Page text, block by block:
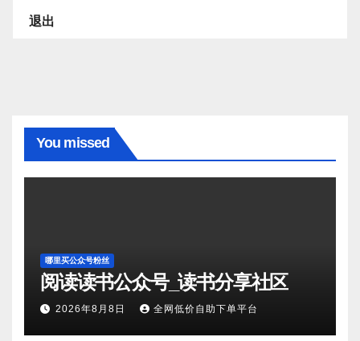
退出
You missed
哪里买公众号粉丝
阅读读书公众号_读书分享社区
2026年8月8日 全网低价自助下单平台